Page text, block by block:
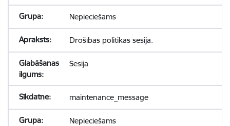
Nepieciešams
Drošības politikas sesija.
Sesija
maintenance_message
Nepieciešams